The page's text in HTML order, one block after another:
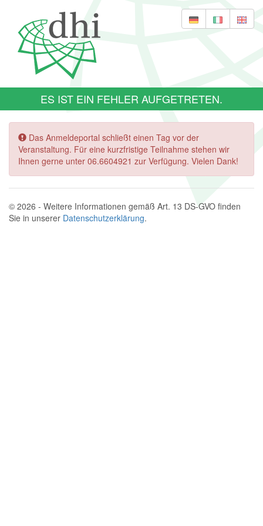
ES IST EIN FEHLER AUFGETRETEN.
Das Anmeldeportal schließt einen Tag vor der
Veranstaltung. Für eine kurzfristige Teilnahme stehen wir
Ihnen gerne unter 06.6604921 zur Verfügung. Vielen Dank!
© 2026 - Weitere Informationen gemäß Art. 13 DS-GVO finden
Sie in unserer Datenschutzerklärung.